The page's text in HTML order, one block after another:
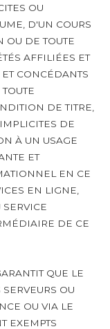
OU
D'UN COURS
OU DE TOUTE
AFFILIÉES ET
CONCÉDANTS
DE TITRE,
DE
À UN USAGE
ET
EN CE
EN LIGNE,
SERVICE
DE CE
QUE LE
OU
OU VIA LE
EXEMPTS